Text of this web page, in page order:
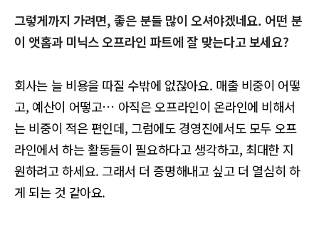
그렇게까지 가려면, 좋은 분들 많이 오셔야겠네요. 어떤 분
이 앳홈과 미닉스 오프라인 파트에 잘 맞는다고 보세요?
회사는 늘 비용을 따질 수밖에 없잖아요. 매출 비중이 어떻
고, 예산이 어떻고… 아직은 오프라인이 온라인에 비해서
는 비중이 적은 편인데, 그럼에도 경영진에서도 모두 오프
라인에서 하는 활동들이 필요하다고 생각하고, 최대한 지
원하려고 하세요. 그래서 더 증명해내고 싶고 더 열심히 하
게 되는 것 같아요.